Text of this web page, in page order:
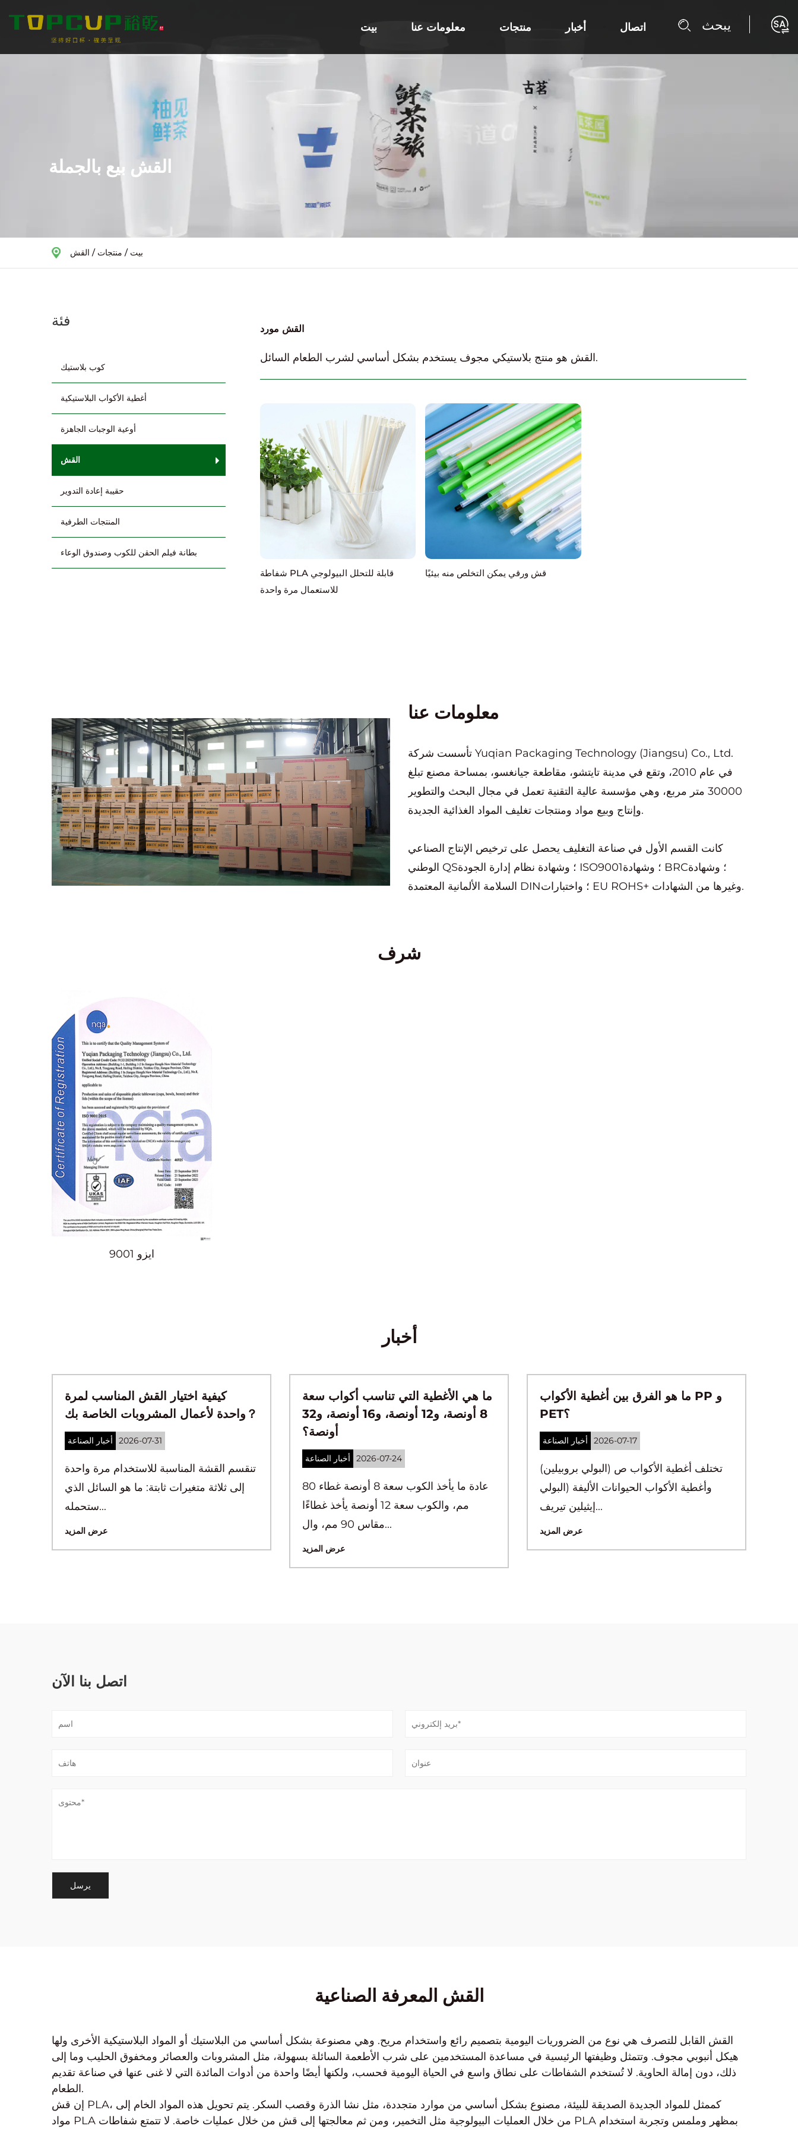
يبحث بيت معلومات عنا منتجات أخبار اتصال
القش بيع بالجملة
بيت / منتجات / القش
فئة
كوب بلاستيك
أغطية الأكواب البلاستيكية
أوعية الوجبات الجاهزة
القش
حقيبة إعادة التدوير
المنتجات الطرفية
بطانة فيلم الحقن للكوب وصندوق الوعاء
القش مورد
القش هو منتج بلاستيكي مجوف يستخدم بشكل أساسي لشرب الطعام السائل.
شفاطة PLA قابلة للتحلل البيولوجي
للاستعمال مرة واحدة
قش ورقي يمكن التخلص منه بيئيًا
معلومات عنا
تأسست شركة Yuqian Packaging Technology (Jiangsu) Co., Ltd.
في عام 2010، وتقع في مدينة تايتشو، مقاطعة جيانغسو، بمساحة مصنع تبلغ
30000 متر مربع، وهي مؤسسة عالية التقنية تعمل في مجال البحث والتطوير
وإنتاج وبيع مواد ومنتجات تغليف المواد الغذائية الجديدة.
كانت القسم الأول في صناعة التغليف يحصل على ترخيص الإنتاج الصناعي
الوطني QS؛ وشهادة نظام إدارة الجودة ISO9001؛ وشهادة BRC؛ وشهادة
السلامة الألمانية المعتمدة DIN؛ واختبارات EU ROHS+ وغيرها من الشهادات.
هي المواد الجديدة القابلة للتحلل ومنتجات تغليف المواد الغذائية، ومن أجلشرف
ايزو 9001
أخبار
ما هي الأغطية التي تناسب أكواب سعة
8 أونصة، و12 أونصة، و16 أونصة، و32
أونصة؟
عادة ما يأخذ الكوب سعة 8 أونصة غطاء 80
عرض المزيد
ما هو الفرق بين أغطية الأكواب PP و
PET؟
تختلف أغطية الأكواب ص (البولي بروبيلين)
وأغطية الأكواب الحيوانات الأليفة (البولي
إيثيلين تيريف...
عرض المزيد
قش PLA مقابل القش الورقي: أيهما
أخبار الصناعة 2026-07-10
بالنسبة لمعظم العلامات التجارية للأغذية
والمشروبات، أ قش جيش التحرير الشعبى
عرض المزيد
اتصل بنا الآن
القش المعرفة الصناعية
القش القابل للتصرف هي نوع من الضروريات اليومية بتصميم رائع واستخدام مريح. وهي مصنوعة بشكل أساسي من البلاستيك أو المواد البلاستيكية الأخرى ولها
هيكل أنبوبي مجوف. وتتمثل وظيفتها الرئيسية في مساعدة المستخدمين على شرب الأطعمة السائلة بسهولة، مثل المشروبات والعصائر ومخفوق الحليب وما إلى
ذلك، دون إمالة الحاوية. لا تُستخدم الشفاطات على نطاق واسع في الحياة اليومية فحسب، ولكنها أيضًا واحدة من أدوات المائدة التي لا غنى عنها في صناعة تقديم
الطعام.
إن قش PLA، كممثل للمواد الجديدة الصديقة للبيئة، مصنوع بشكل أساسي من موارد متجددة، مثل نشا الذرة وقصب السكر. يتم تحويل هذه المواد الخام إلى
مواد PLA من خلال العمليات البيولوجية مثل التخمير، ومن ثم معالجتها إلى قش من خلال عمليات خاصة. لا تتمتع شفاطات PLA بمظهر وملمس وتجربة استخدام